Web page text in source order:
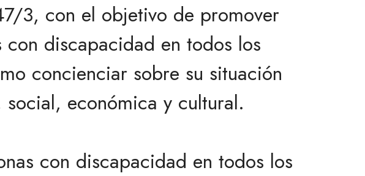
3, con el objetivo de promover
discapacidad en todos los
concienciar sobre su situación
económica y cultural.
con discapacidad en todos los